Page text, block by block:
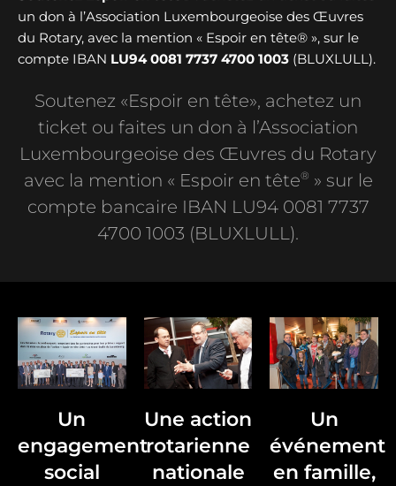
un don à l’Association Luxembourgeoise des Œuvres
du Rotary, avec la mention « Espoir en tête® », sur le
compte IBAN LU94 0081 7737 4700 1003 (BLUXLULL).
Soutenez «Espoir en tête», achetez un
ticket ou faites un don à l’Association
Luxembourgeoise des Œuvres du Rotary
avec la mention « Espoir en tête® » sur le
compte bancaire IBAN LU94 0081 7737
4700 1003 (BLUXLULL).
Un
engagement
social
Une action
rotarienne
nationale
Un
événement
en famille,